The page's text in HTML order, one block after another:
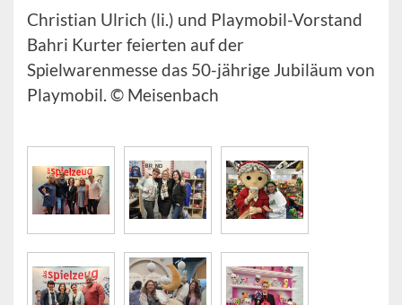
Christian Ulrich (li.) und Playmobil-Vorstand
Bahri Kurter feierten auf der
Spielwarenmesse das 50-jährige Jubiläum von
Playmobil. © Meisenbach